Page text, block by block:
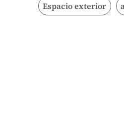
Espacio exterior